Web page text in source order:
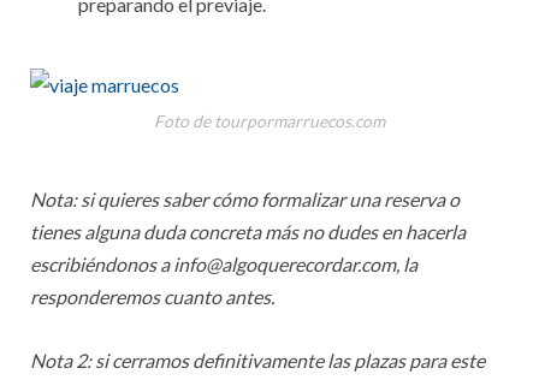
preparando el previaje.
Foto de tourpormarruecos.com
Nota: si quieres saber cómo formalizar una reserva o
tienes alguna duda concreta más no dudes en hacerla
escribiéndonos a info@algoquerecordar.com, la
responderemos cuanto antes.
Nota 2: si cerramos definitivamente las plazas para este